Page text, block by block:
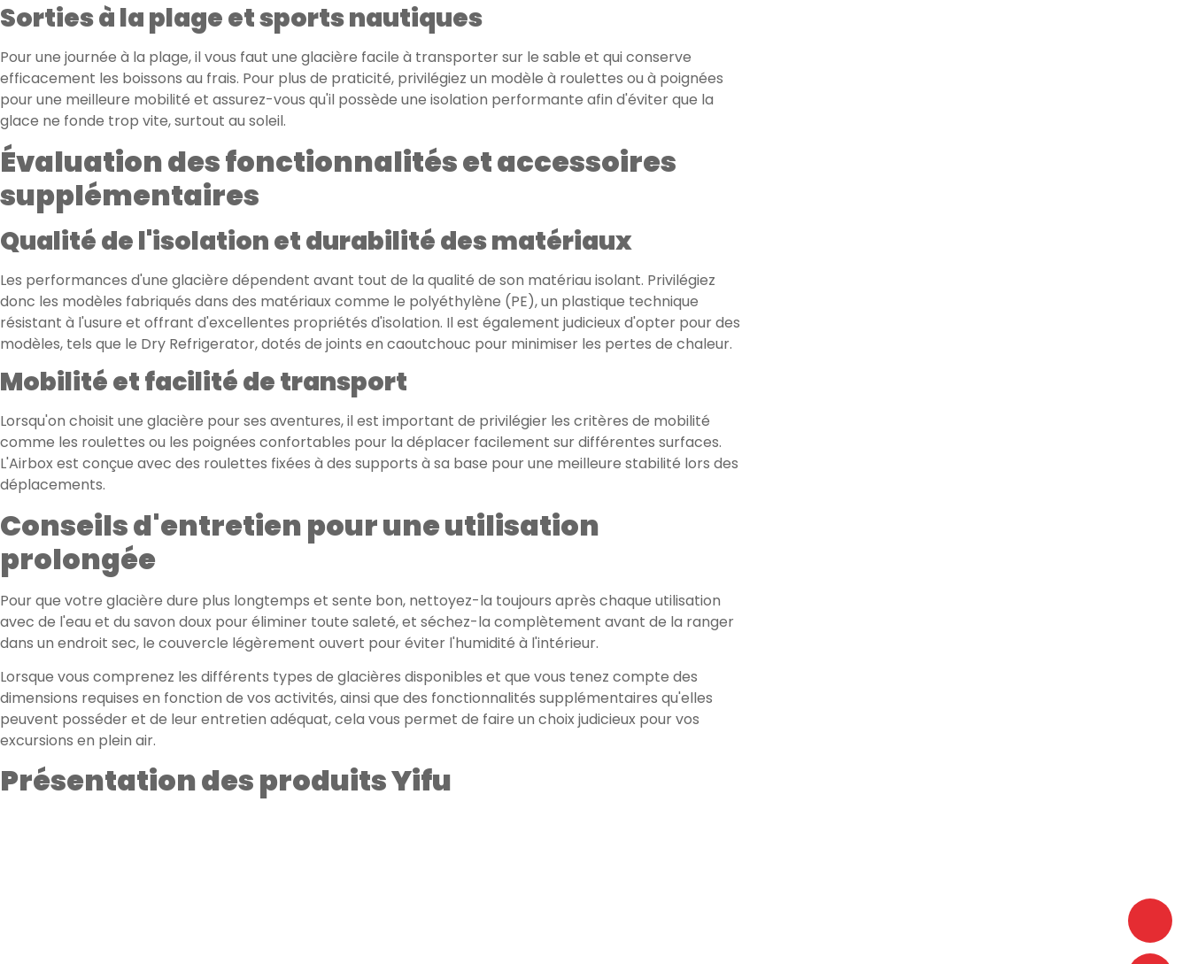
Sorties à la plage et sports nautiques
Pour une journée à la plage, il vous faut une glacière facile à transporter sur le sable et qui conserve
efficacement les boissons au frais. Pour plus de praticité, privilégiez un modèle à roulettes ou à poignées
pour une meilleure mobilité et assurez-vous qu'il possède une isolation performante afin d'éviter que la
glace ne fonde trop vite, surtout au soleil.
Évaluation des fonctionnalités et accessoires
supplémentaires
Qualité de l'isolation et durabilité des matériaux
Les performances d'une glacière dépendent avant tout de la qualité de son matériau isolant. Privilégiez
donc les modèles fabriqués dans des matériaux comme le polyéthylène (PE), un plastique technique
résistant à l'usure et offrant d'excellentes propriétés d'isolation. Il est également judicieux d'opter pour des
modèles, tels que le Dry Refrigerator, dotés de joints en caoutchouc pour minimiser les pertes de chaleur.
Mobilité et facilité de transport
Lorsqu'on choisit une glacière pour ses aventures, il est important de privilégier les critères de mobilité
comme les roulettes ou les poignées confortables pour la déplacer facilement sur différentes surfaces.
L'Airbox est conçue avec des roulettes fixées à des supports à sa base pour une meilleure stabilité lors des
déplacements.
Conseils d'entretien pour une utilisation
prolongée
Pour que votre glacière dure plus longtemps et sente bon, nettoyez-la toujours après chaque utilisation
avec de l'eau et du savon doux pour éliminer toute saleté, et séchez-la complètement avant de la ranger
dans un endroit sec, le couvercle légèrement ouvert pour éviter l'humidité à l'intérieur.
Lorsque vous comprenez les différents types de glacières disponibles et que vous tenez compte des
dimensions requises en fonction de vos activités, ainsi que des fonctionnalités supplémentaires qu'elles
peuvent posséder et de leur entretien adéquat, cela vous permet de faire un choix judicieux pour vos
excursions en plein air.
Présentation des produits Yifu